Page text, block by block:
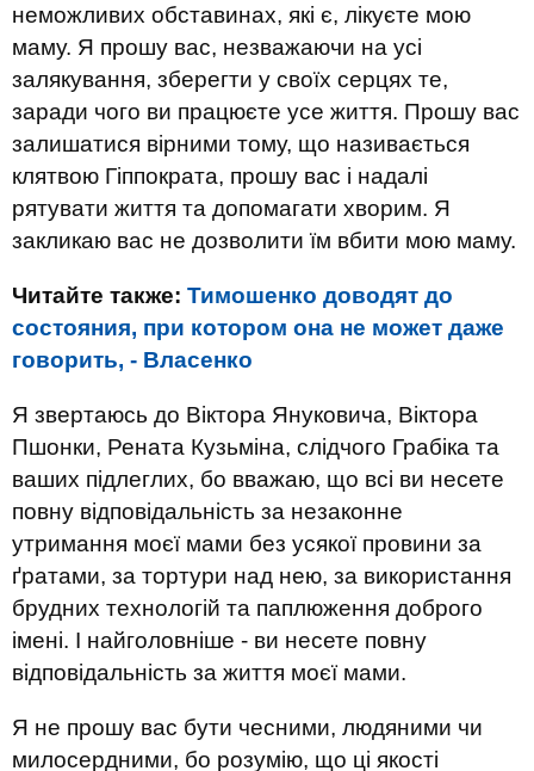
неможливих обставинах, які є, лікуєте мою
маму. Я прошу вас, незважаючи на усі
залякування, зберегти у своїх серцях те,
заради чого ви працюєте усе життя. Прошу вас
залишатися вірними тому, що називається
клятвою Гіппократа, прошу вас і надалі
рятувати життя та допомагати хворим. Я
закликаю вас не дозволити їм вбити мою маму.
Читайте также: Тимошенко доводят до
состояния, при котором она не может даже
говорить, - Власенко
Я звертаюсь до Віктора Януковича, Віктора
Пшонки, Рената Кузьміна, слідчого Грабіка та
ваших підлеглих, бо вважаю, що всі ви несете
повну відповідальність за незаконне
утримання моєї мами без усякої провини за
ґратами, за тортури над нею, за використання
брудних технологій та паплюження доброго
імені. І найголовніше - ви несете повну
відповідальність за життя моєї мами.
Я не прошу вас бути чесними, людяними чи
милосердними, бо розумію, що ці якості